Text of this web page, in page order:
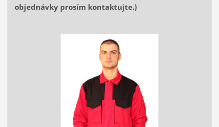
objednávky prosím kontaktujte.)